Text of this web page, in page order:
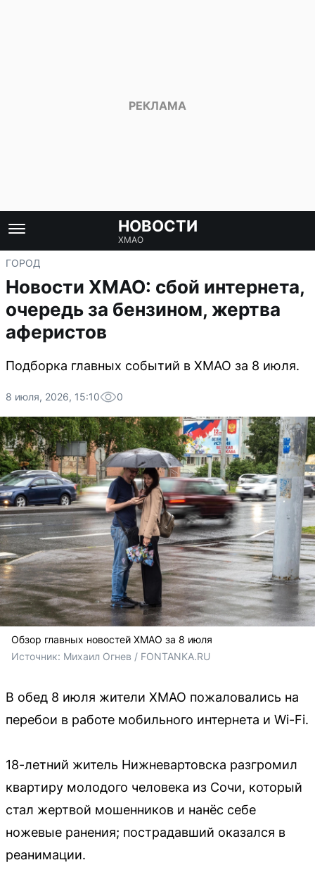
НОВОСТИ
ХМАО
ГОРОД
Новости ХМАО: сбой интернета,
очередь за бензином, жертва
аферистов
Подборка главных событий в ХМАО за 8 июля.
8 июля, 2026, 15:10 0
Обзор главных новостей ХМАО за 8 июля
Источник: Михаил Огнев / FONTANKA.RU
В обед 8 июля жители ХМАО пожаловались на
перебои в работе мобильного интернета и Wi-Fi.
18-летний житель Нижневартовска разгромил
квартиру молодого человека из Сочи, который
стал жертвой мошенников и нанёс себе
ножевые ранения; пострадавший оказался в
реанимации.